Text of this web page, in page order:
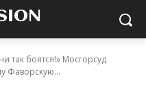
так боятся!» Мосгорсуд
Фаворскую...